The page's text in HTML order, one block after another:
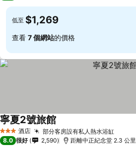
低至 $1,269
查看 7 個網站的價格
3 星級 酒店 部分客房設有私人熱水浴缸
寧夏2號旅館
8.0 很好 2,590 距離中正紀念堂 2.3 公里